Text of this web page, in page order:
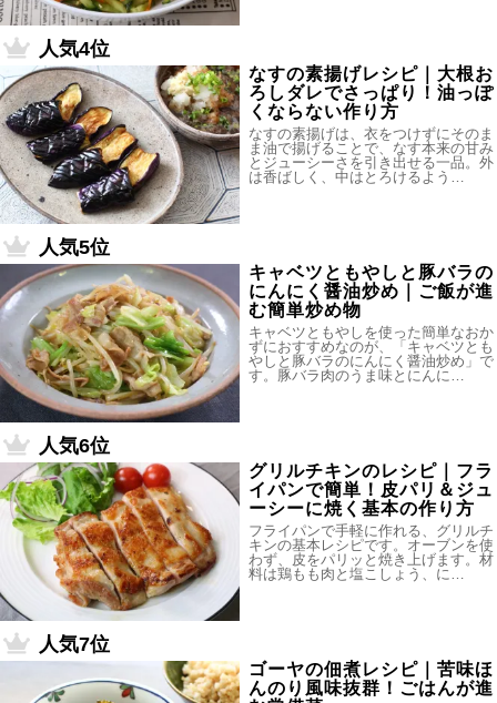
人気4位
なすの素揚げレシピ｜大根お
ろしダレでさっぱり！油っぽ
くならない作り方
なすの素揚げは、衣をつけずにそのま
ま油で揚げることで、なす本来の甘み
とジューシーさを引き出せる一品。外
は香ばしく、中はとろけるよう…
人気5位
キャベツともやしと豚バラの
にんにく醤油炒め｜ご飯が進
む簡単炒め物
キャベツともやしを使った簡単なおか
ずにおすすめなのが、「キャベツとも
やしと豚バラのにんにく醤油炒め」で
す。豚バラ肉のうま味とにんに…
人気6位
グリルチキンのレシピ｜フラ
イパンで簡単！皮パリ＆ジュ
ーシーに焼く基本の作り方
フライパンで手軽に作れる、グリルチ
キンの基本レシピです。オーブンを使
わず、皮をパリッと焼き上げます。材
料は鶏もも肉と塩こしょう、に…
人気7位
ゴーヤの佃煮レシピ｜苦味ほ
んのり風味抜群！ごはんが進